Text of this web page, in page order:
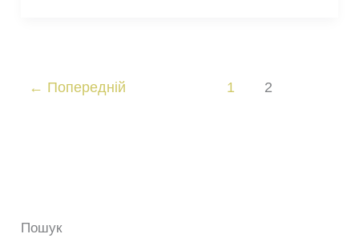
вашого
← Попередній 1 2
Пошук